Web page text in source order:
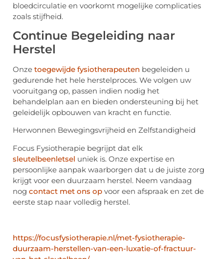
bloedcirculatie en voorkomt mogelijke complicaties
zoals stijfheid.
Continue Begeleiding naar
Herstel
Onze toegewijde fysiotherapeuten begeleiden u
gedurende het hele herstelproces. We volgen uw
vooruitgang op, passen indien nodig het
behandelplan aan en bieden ondersteuning bij het
geleidelijk opbouwen van kracht en functie.
Herwonnen Bewegingsvrijheid en Zelfstandigheid
Focus Fysiotherapie begrijpt dat elk
sleutelbeenletsel uniek is. Onze expertise en
persoonlijke aanpak waarborgen dat u de juiste zorg
krijgt voor een duurzaam herstel. Neem vandaag
nog contact met ons op voor een afspraak en zet de
eerste stap naar volledig herstel.
https://focusfysiotherapie.nl/met-fysiotherapie-
duurzaam-herstellen-van-een-luxatie-of-fractuur-